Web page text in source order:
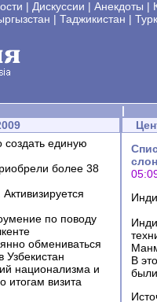
| Дискуссии | Анекдоты |
| Таджикистан |
|
единую
более 38
по поводу
обмениваться
национализма и
итогам визита
В